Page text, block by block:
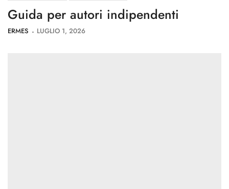
Guida per autori indipendenti
ERMES LUGLIO 1, 2026